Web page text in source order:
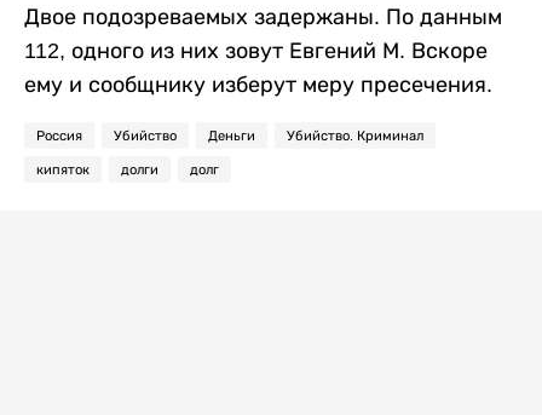
Двое подозреваемых задержаны. По данным
112, одного из них зовут Евгений М. Вскоре
ему и сообщнику изберут меру пресечения.
Россия Убийство Деньги Убийство. Криминал
кипяток долги долг